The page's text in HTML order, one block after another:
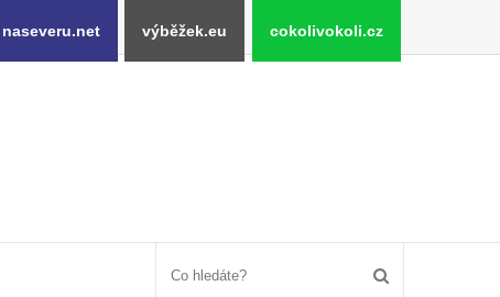
naseveru.net výběžek.eu cokolivokoli.cz